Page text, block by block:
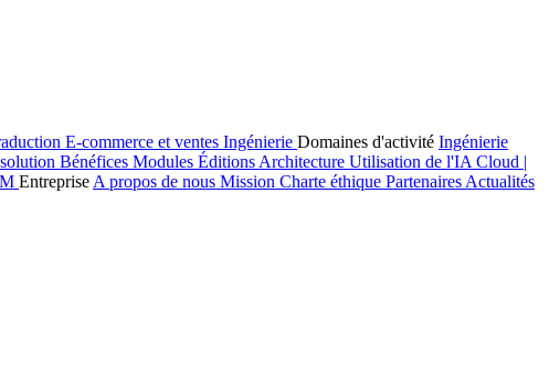
E-commerce et ventes Ingénierie Domaines d'activité Ingénierie
Bénéfices Modules Éditions Architecture Utilisation de l'IA Cloud |
Entreprise A propos de nous Mission Charte éthique Partenaires Actualités